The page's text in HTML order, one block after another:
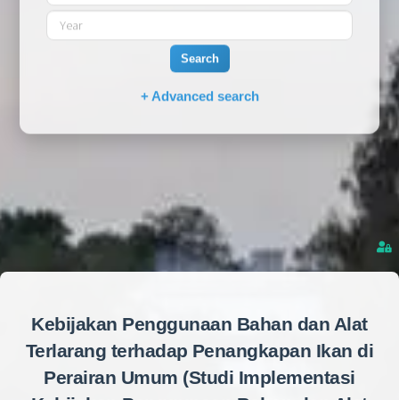
Search
+ Advanced search
Kebijakan Penggunaan Bahan dan Alat
Terlarang terhadap Penangkapan Ikan di
Perairan Umum (Studi Implementasi